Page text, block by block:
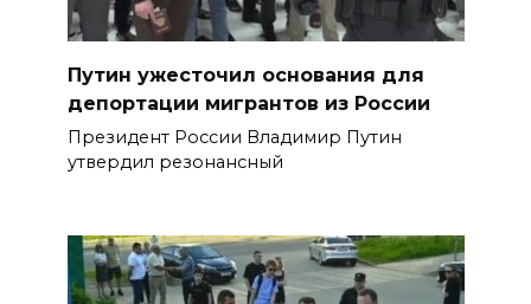
Путин ужесточил основания для
депортации мигрантов из России
Президент России Владимир Путин
утвердил резонансный